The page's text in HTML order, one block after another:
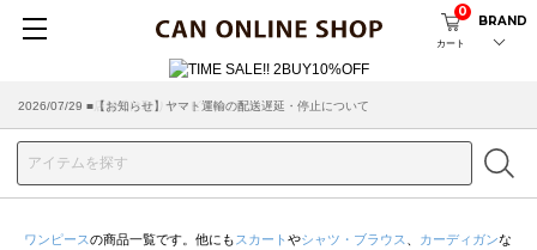
カート
0
BRAND
2026/07/29 ■【お知らせ】ヤマト運輸の配送遅延・停止について
2026/03/18 ■店舗受け取りサービスのご案内
ワンピースの商品一覧です。他にも スカート やシャツ・ブラウス カーディガンな